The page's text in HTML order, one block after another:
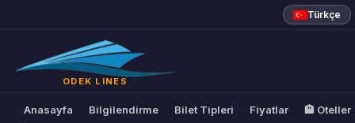
Türkçe
ODEK LINES
Anasayfa Bilgilendirme Bilet Tipleri Fiyatlar
🏨 Oteller